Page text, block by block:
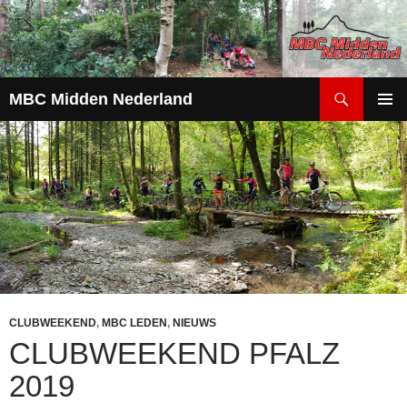
MBC Midden Nederland
MENU
NAAR
DE
INHOUD
CLUBWEEKEND, MBC LEDEN , NIEUWS
CLUBWEEKEND PFALZ
2019